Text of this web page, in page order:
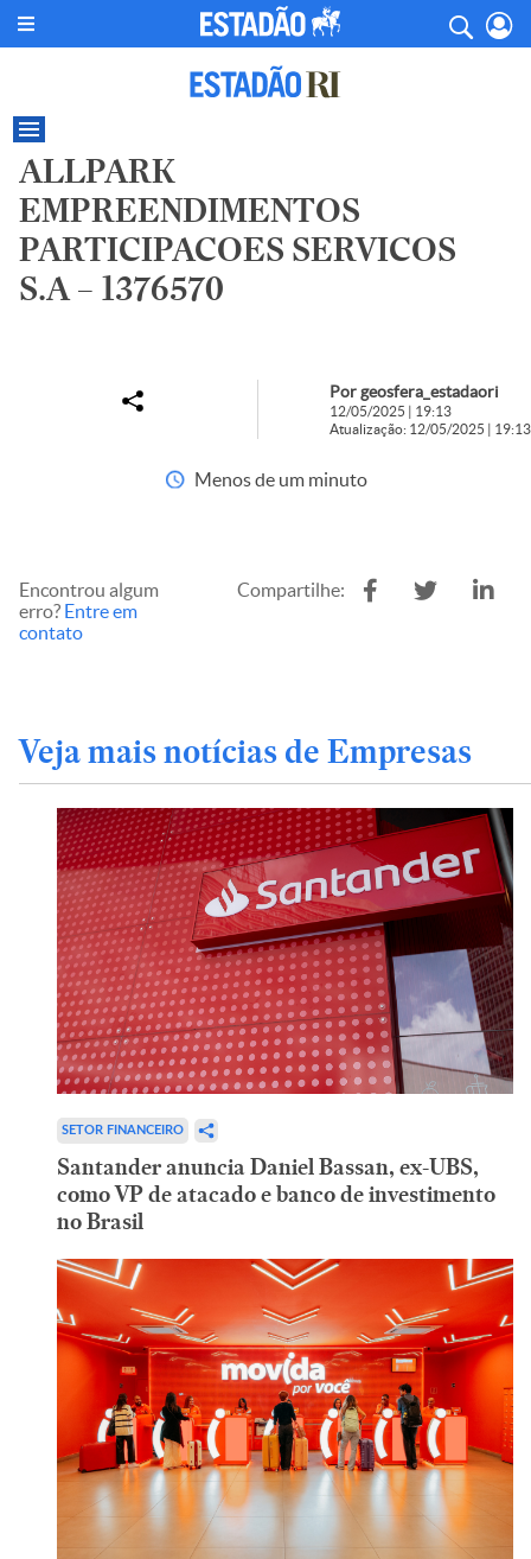
ALLPARK
EMPREENDIMENTOS
PARTICIPACOES SERVICOS
S.A – 1376570
Por geosfera_estadaori
12/05/2025 | 19:13
Atualização: 12/05/2025 | 19:13
Menos de um minuto
Encontrou algum
erro? Entre em
contato
Compartilhe:
Veja mais notícias de Empresas
SETOR FINANCEIRO
Santander anuncia Daniel Bassan, ex-UBS,
como VP de atacado e banco de investimento
no Brasil